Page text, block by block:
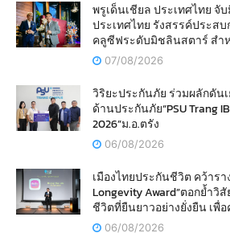
พรูเด็นเชียล ประเทศไทย จั
ประเทศไทย รังสรรค์ประส
คลูซีฟระดับมิชลินสตาร์ สำ
07/08/2026
วิริยะประกันภัย ร่วมผลักดัน
ด้านประกันภัย“PSU Trang
2026”ม.อ.ตรัง
06/08/2026
เมืองไทยประกันชีวิต คว้ารา
Longevity Award”ตอกย้ำ
ชีวิตที่ยืนยาวอย่างยั่งยืน เพื่
06/08/2026